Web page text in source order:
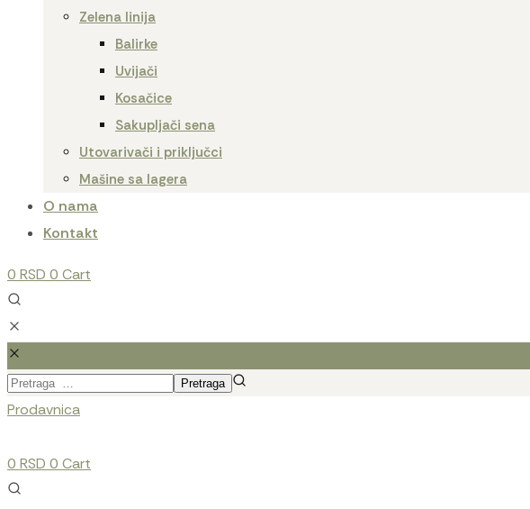
Zelena linija
Balirke
Uvijači
Kosačice
Sakupljači sena
Utovarivači i priključci
Mašine sa lagera
O nama
Kontakt
0 RSD 0 Cart
Prodavnica
0 RSD 0 Cart